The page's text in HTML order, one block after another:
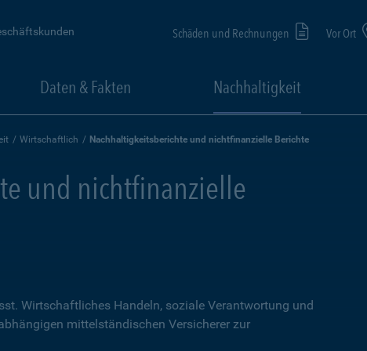
Schäden und Rechnungen Vor Ort
Daten & Fakten Nachhaltigkeit
Wirtschaftlich Nachhaltigkeitsberichte und nichtfinanzielle Berichte
und nichtfinanzielle
Wirtschaftliches Handeln, soziale Verantwortung und
mittelständischen Versicherer zur